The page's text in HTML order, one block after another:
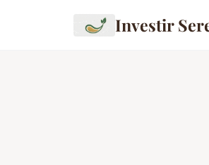
Investir